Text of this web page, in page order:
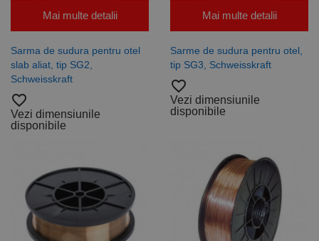
Mai multe detalii
Sarma de sudura pentru otel
slab aliat, tip SG2,
Schweisskraft
favorite_border
Vezi dimensiunile
disponibile
Mai multe detalii
Sarme de sudura pentru otel,
tip SG3, Schweisskraft
favorite_border
Vezi dimensiunile
disponibile